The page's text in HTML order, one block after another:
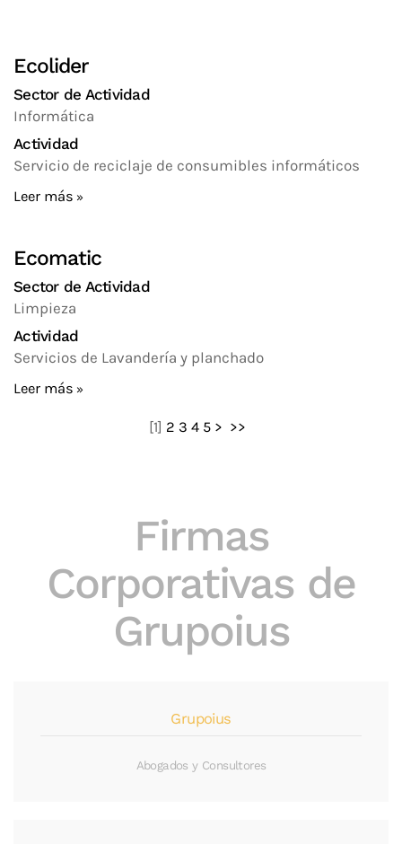
Ecolider
Sector de Actividad
Informática
Actividad
Servicio de reciclaje de consumibles informáticos
Leer más
Ecomatic
Sector de Actividad
Limpieza
Actividad
Servicios de Lavandería y planchado
Leer más
[1] 2 3 4 5 > >>
Firmas
Corporativas de
Grupoius
Grupoius
Abogados y Consultores